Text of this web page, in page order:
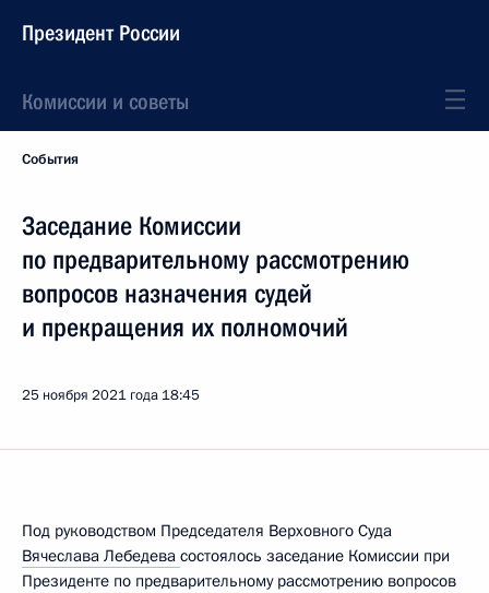
Президент России
Комиссии и советы
События
Заседание Комиссии
по предварительному рассмотрению
вопросов назначения судей
и прекращения их полномочий
25 ноября 2021 года 18:45
Под руководством Председателя Верховного Суда
Вячеслава Лебедева состоялось заседание Комиссии при
Президенте по предварительному рассмотрению вопросов